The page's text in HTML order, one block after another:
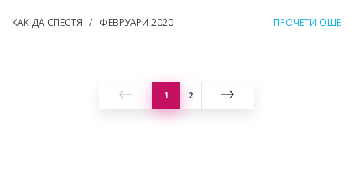
КАК ДА СПЕСТЯ / ФЕВРУАРИ 2020 ПРОЧЕТИ ОЩЕ
1 2